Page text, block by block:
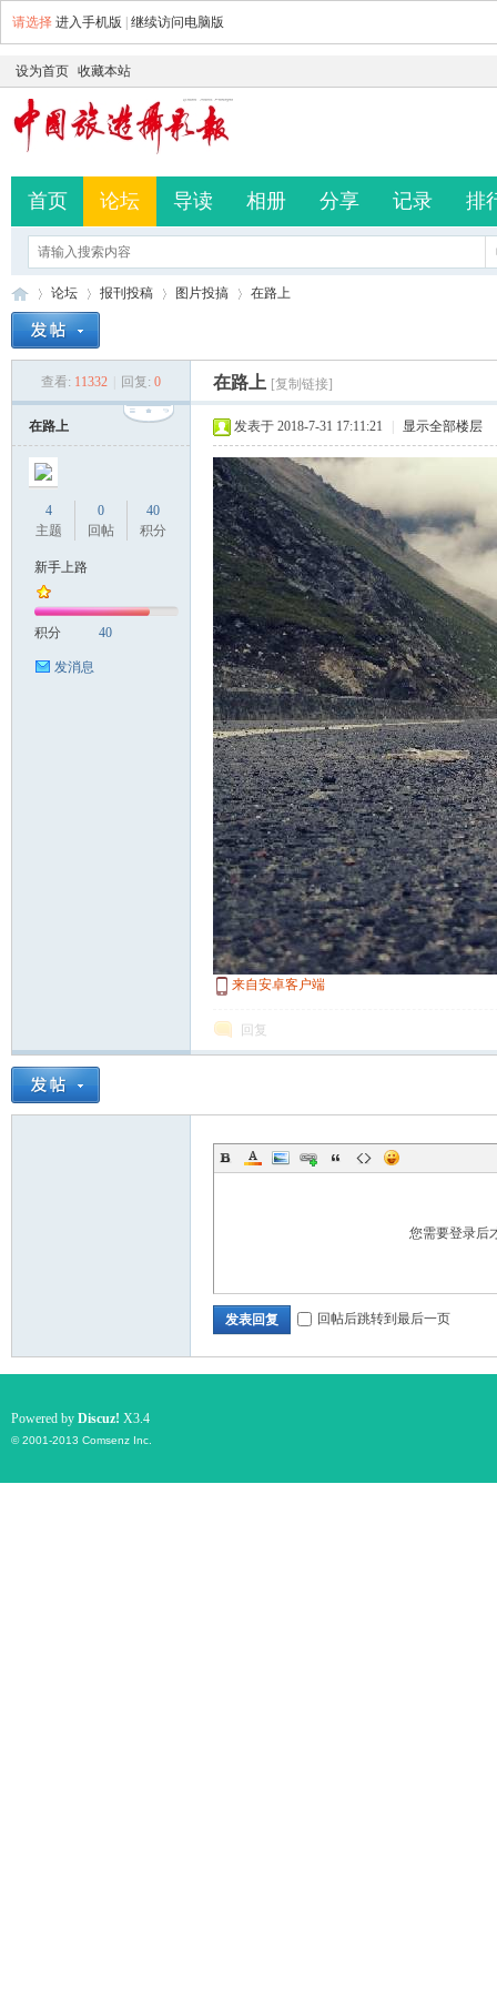
请选择 进入手机版 继续访问电脑版
设为首页 收藏本站
首页 论坛 导读 相册 分享 记录 排
游
论坛
›
报刊投稿
›
图片投搞
›
在路上
查看: 11332 回复: 0 在路上 [复制链接]
在路上
4
主题
0
回帖
40
积分
新手上路
积分 40
发消息
发表于 2018-7-31 17:11:21 显示全部楼层
来自安卓客户端
回复
您需要登录后
发表回复 回帖后跳转到最后一页
Powered by Discuz! X3.4
© 2001-2013 Comsenz Inc.